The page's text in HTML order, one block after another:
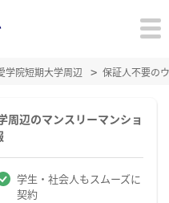
学院短期大学周辺 保証人不要の
周辺のマンスリーマンショ
学生・社会人もスムーズに
契約